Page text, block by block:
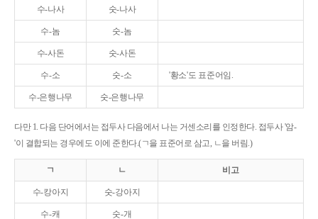
수-나사 숫-나사
수-놈 숫-놈
수-사돈 숫-사돈
수-소 숫-소 '황소'도 표준어임.
수-은행나무 숫-은행나무
다만 1. 다음 단어에서는 접두사 다음에서 나는 거센소리를 인정한다. 접두사 '암-
'이 결합되는 경우에도 이에 준한다.(ㄱ을 표준어로 삼고, ㄴ을 버림.)
ㄱ ㄴ 비고
수-캉아지 숫-강아지
수-캐 숫-개